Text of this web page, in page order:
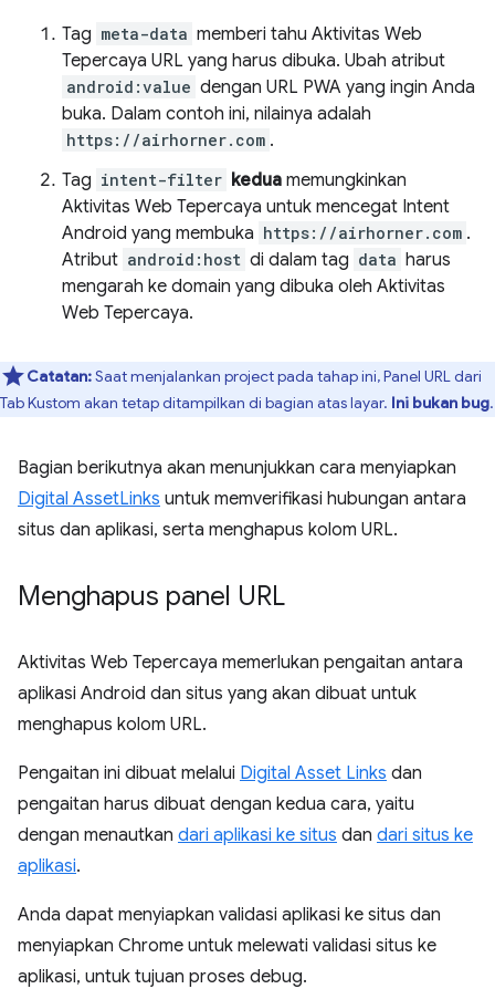
Tag meta-data memberi tahu Aktivitas Web
Tepercaya URL yang harus dibuka. Ubah atribut
android:value dengan URL PWA yang ingin Anda
buka. Dalam contoh ini, nilainya adalah
https://airhorner.com .
Tag intent-filter kedua memungkinkan
Aktivitas Web Tepercaya untuk mencegat Intent
Android yang membuka https://airhorner.com .
Atribut android:host di dalam tag data harus
mengarah ke domain yang dibuka oleh Aktivitas
Web Tepercaya.
Catatan:Saat menjalankan project pada tahap ini, Panel URL dari
Tab Kustom akan tetap ditampilkan di bagian atas layar. Ini bukan bug.
Bagian berikutnya akan menunjukkan cara menyiapkan
Digital AssetLinks untuk memverifikasi hubungan antara
situs dan aplikasi, serta menghapus kolom URL.
Menghapus panel URL
Aktivitas Web Tepercaya memerlukan pengaitan antara
aplikasi Android dan situs yang akan dibuat untuk
menghapus kolom URL.
Pengaitan ini dibuat melalui Digital Asset Links dan
pengaitan harus dibuat dengan kedua cara, yaitu
dengan menautkan dari aplikasi ke situs dan dari situs ke
aplikasi.
Anda dapat menyiapkan validasi aplikasi ke situs dan
menyiapkan Chrome untuk melewati validasi situs ke
aplikasi, untuk tujuan proses debug.